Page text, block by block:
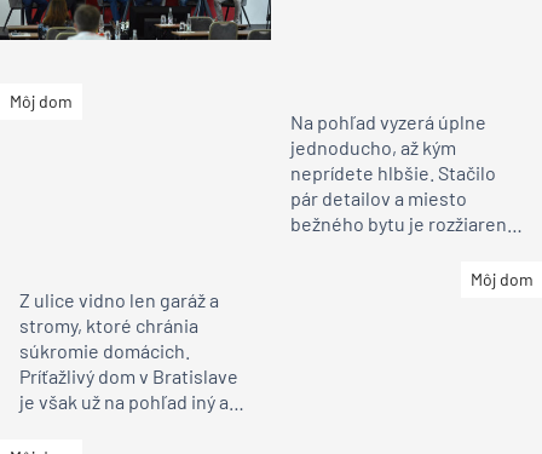
Môj dom
jednoducho, až kým
neprídete hlbšie. Stačilo
pár detailov a miesto
bežného bytu je rozžiarené
bývanie pre rodinu
Môj dom
súkromie domácich.
Príťažlivý dom v Bratislave
je však už na pohľad iný ako
susedia
Môj dom